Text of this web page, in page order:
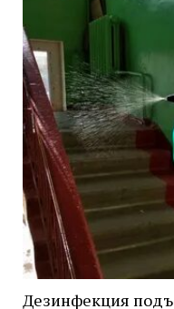
Дезинфекция